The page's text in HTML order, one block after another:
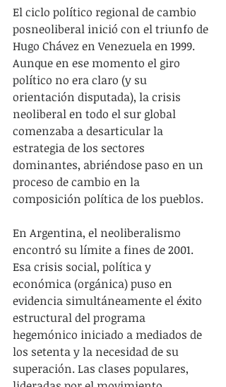
El ciclo político regional de cambio
posneoliberal inició con el triunfo de
Hugo Chávez en Venezuela en 1999.
Aunque en ese momento el giro
político no era claro (y su
orientación disputada), la crisis
neoliberal en todo el sur global
comenzaba a desarticular la
estrategia de los sectores
dominantes, abriéndose paso en un
proceso de cambio en la
composición política de los pueblos.
En Argentina, el neoliberalismo
encontró su límite a fines de 2001.
Esa crisis social, política y
económica (orgánica) puso en
evidencia simultáneamente el éxito
estructural del programa
hegemónico iniciado a mediados de
los setenta y la necesidad de su
superación. Las clases populares,